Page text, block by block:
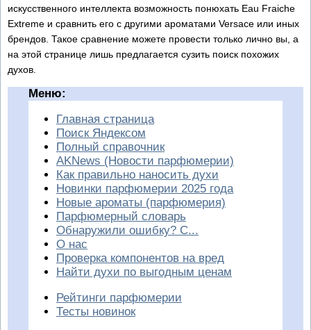
искусственного интеллекта возможность понюхать Eau Fraiche
Extreme и сравнить его с другими ароматами Versace или иных
брендов. Такое сравнение можете провести только лично вы, а
на этой странице лишь предлагается сузить поиск похожих
духов.
Меню:
Главная страница
Поиск Яндексом
Полный справочник
AKNews (Новости парфюмерии)
Как правильно наносить духи
Новинки парфюмерии 2025 года
Новые ароматы (парфюмерия)
Парфюмерный словарь
Обнаружили ошибку? С...
О нас
Проверка компонентов на вред
Найти духи по выгодным ценам
Рейтинги парфюмерии
Тесты новинок